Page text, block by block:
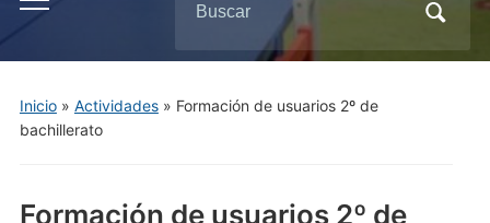
Alternar
menú
móvil
Inicio» Actividades» Formación de usuarios 2º de
bachillerato
Formación de usuarios 2º de